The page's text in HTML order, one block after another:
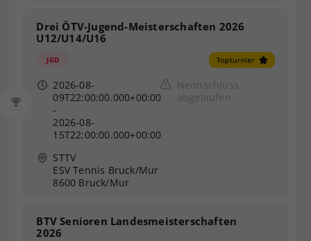
Drei ÖTV-Jugend-Meisterschaften 2026
U12/U14/U16
JGD
2026-08-
09T22:00:00.000+00:00
-
2026-08-
15T22:00:00.000+00:00
Nennschluss
abgelaufen
STTV
ESV Tennis Bruck/Mur
8600 Bruck/Mur
BTV Senioren Landesmeisterschaften
2026